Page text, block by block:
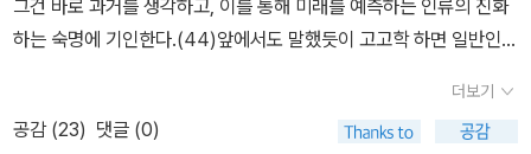
조선의 하급관리라고 분명히 기록되어 있다. 고조선당대 또는 고조선
대해서는 뱃사공, 곽리자고, 곽리자고의 아내 여옥 등 다양한 설이 있
는데, 아마 많은 노래가 그러하듯 채록되고 확산되는 과정에서 다양
발해는 영토를 상당히 동북쪽으로 뻗어나갔는데 이 쓸모없는 동토를
개척한데는 아무래도 인삼과 모피 같은 사치품을 확보하기 위해서라
는 견해가 타당하다. 한국은 농경문화권임에도 소를 도살하고 잡아먹
는 조리법이 상당히 발달했다. 먹는 부위도 매우 다양한데 이는 소고
그건 바로 과거를 생각하고, 이를 통해 미래를 예측하는 인류의 진화
하는 숙명에 기인한다.(44)앞에서도 말했듯이 고고학 하면 일반인들
지막 선물이다. 죽은 자를 위한 선물 그리고 영생을 갈구하는 인간의
영원한 화두를 무덤에서찾을 수 있는 것이다. 고대 메소포타미아의
더보기
공감 (23) 댓글 (0)